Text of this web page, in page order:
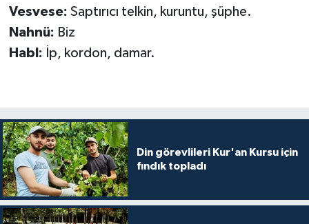
Vesvese: Saptırıcı telkin, kuruntu, şüphe.
Nahnü: Biz
Habl: İp, kordon, damar.
Din görevlileri Kur'an Kursu için
fındık topladı
Düzce Müftülüğü
Edirne Müftülüğü
Erzincan Müftülüğü
Erzurum Müftülüğü
Eskişehir Müftülüğü
YAŞAM